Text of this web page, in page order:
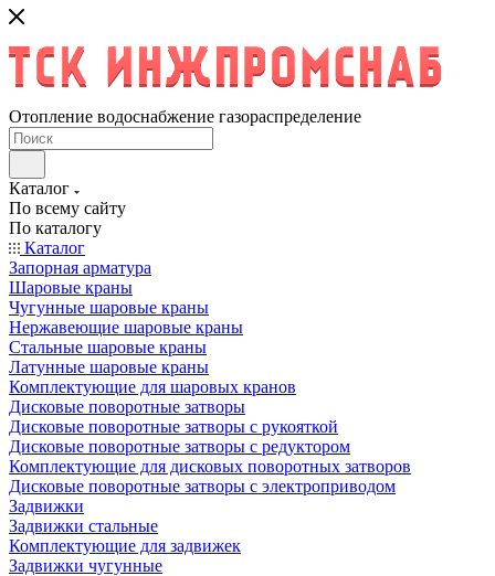
Отопление водоснабжение газораспределение
Каталог
По всему сайту
По каталогу
Каталог
Запорная арматура
Шаровые краны
Чугунные шаровые краны
Нержавеющие шаровые краны
Стальные шаровые краны
Латунные шаровые краны
Комплектующие для шаровых кранов
Дисковые поворотные затворы
Дисковые поворотные затворы с рукояткой
Дисковые поворотные затворы с редуктором
Комплектующие для дисковых поворотных затворов
Дисковые поворотные затворы с электроприводом
Задвижки
Задвижки стальные
Комплектующие для задвижек
Задвижки чугунные